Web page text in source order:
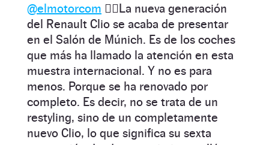
@elmotorcom 👉🏼La nueva generación
del Renault Clio se acaba de presentar
en el Salón de Múnich. Es de los coches
que más ha llamado la atención en esta
muestra internacional. Y no es para
menos. Porque se ha renovado por
completo. Es decir, no se trata de un
restyling, sino de un completamente
nuevo Clio, lo que significa su sexta